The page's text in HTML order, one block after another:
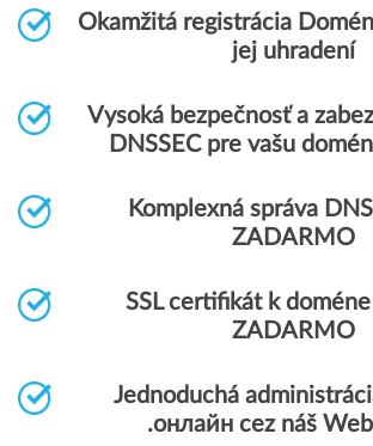
Okamžitá registrácia
jej uhradení
Vysoká bezpečnosť a
DNSSEC pre vašu
Komplexná správa
ZADARMO
SSL certifikát k
ZADARMO
Jednoduchá
.онлайн cez náš